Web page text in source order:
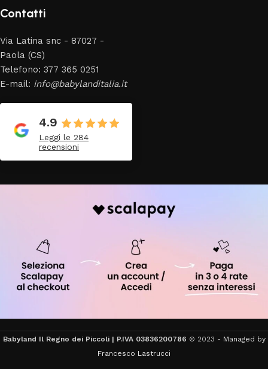
Contatti
Via Latina snc - 87027 -
Paola (CS)
Telefono: 377 365 0251
E-mail: info@babylanditalia.it
4.9
Leggi le 284
recensioni
Babyland Il Regno dei Piccoli | P.IVA 03836200786 © 2023 - Managed by
Francesco Lastrucci